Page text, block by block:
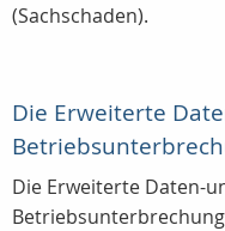
(Sachschaden).
Die Erweiterte
Die Erweiterte Daten-